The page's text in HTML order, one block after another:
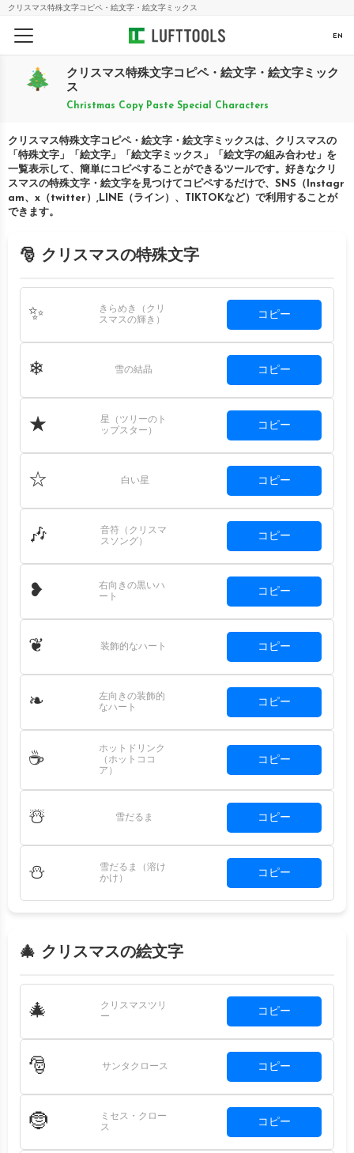
クリスマス特殊文字コピペ・絵文字・絵文字ミックス
EN
クリスマス特殊文字コピペ・絵文字・絵文字ミック
ス
Christmas Copy Paste Special Characters
クリスマス特殊文字コピペ・絵文字・絵文字ミックスは、クリスマスの
「特殊文字」「絵文字」「絵文字ミックス」「絵文字の組み合わせ」を
一覧表示して、簡単にコピペすることができるツールです。好きなクリ
スマスの特殊文字・絵文字を見つけてコピペするだけで、SNS（Instagr
am、x（twitter）,LINE（ライン）、TIKTOKなど）で利用することが
できます。
🎅 クリスマスの特殊文字
✨
きらめき（クリ
スマスの輝き）
コピー
❄ 雪の結晶 コピー
★
星（ツリーのト
ップスター）
コピー
☆ 白い星 コピー
🎶
音符（クリスマ
スソング）
コピー
❥
右向きの黒いハ
ート
コピー
❦ 装飾的なハート コピー
❧
左向きの装飾的
なハート
コピー
☕
ホットドリンク
（ホットココ
ア）
コピー
☃️ 雪だるま コピー
⛄
雪だるま（溶け
かけ）
コピー
🎄 クリスマスの絵文字
🎄
クリスマスツリ
ー
コピー
🎅 サンタクロース コピー
🤶
ミセス・クロー
ス
コピー